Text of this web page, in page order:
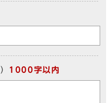
） 1000字以内